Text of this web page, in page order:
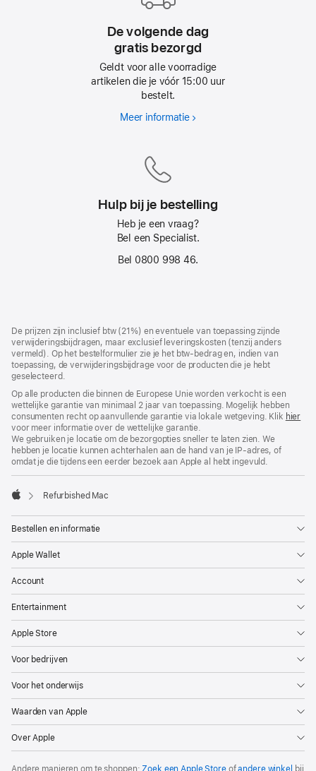
De volgende dag
gratis bezorgd
Geldt voor alle voorradige
artikelen die je vóór 15:00 uur
bestelt.
Meer informatieDe
Hulp bij je bestelling
Heb je een vraag?
Bel een Specialist.
Bel 0800 998 46.
De prijzen zijn inclusief btw (21%) en eventuele van toepassing zijnde
verwijderingsbijdragen, maar exclusief leveringskosten (tenzij anders
vermeld). Op het bestelformulier zie je het btw-bedrag en, indien van
toepassing, de verwijderingsbijdrage voor de producten die je hebt
geselecteerd.
Op alle producten die binnen de Europese Unie worden verkocht is een
wettelijke garantie van minimaal 2 jaar van toepassing. Mogelijk hebben
consumenten recht op aanvullende garantie via lokale wetgeving. Klik hier
voor meer informatie over de wettelijke garantie.
We gebruiken je locatie om de bezorgopties sneller te laten zien. We
hebben je locatie kunnen achterhalen aan de hand van je IP-adres, of
omdat je die tijdens een eerder bezoek aan Apple al hebt ingevuld.
Refurbished Mac
Bestellen en informatie
Apple Wallet
Account
Entertainment
Apple Store
Voor bedrijven
Voor het onderwijs
Waarden van Apple
Over Apple
Andere manieren om te shoppen: Zoek een Apple Storeofandere winkel bij